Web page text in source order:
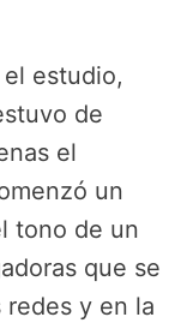
estudio,
de
el
un
tono de un
que se
y en la